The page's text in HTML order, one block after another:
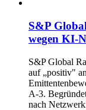
S&P
wegen
S&P Global
auf „positiv"
A‑3.
nach